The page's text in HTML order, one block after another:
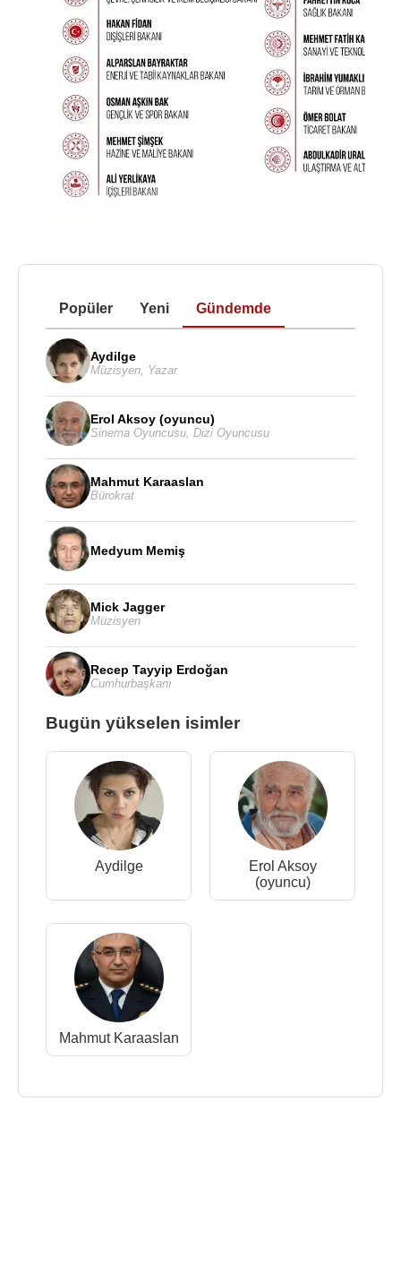
Popüler Yeni Gündemde
Aydilge
Müzisyen Yazar
Erol Aksoy (oyuncu)
Sinema Oyuncusu Dizi Oyuncusu
Mahmut Karaaslan
Bürokrat
Medyum Memiş
Mick Jagger
Müzisyen
Recep Tayyip Erdoğan
Cumhurbaşkanı
Bugün yükselen isimler
Aydilge
Erol Aksoy
(oyuncu)
Mahmut Karaaslan